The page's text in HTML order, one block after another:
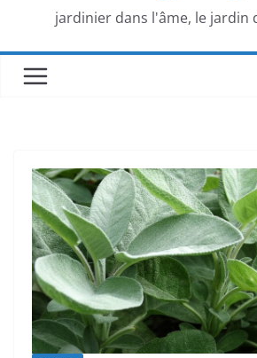
jardinier dans l'âme, le jardin